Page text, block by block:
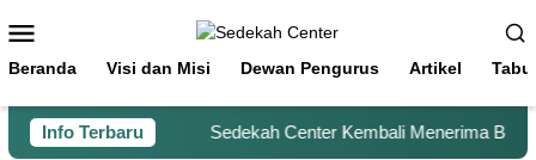
Beranda Visi dan Misi Dewan Pengurus Artikel
Info Terbaru Sedekah Center Kembali Menerima